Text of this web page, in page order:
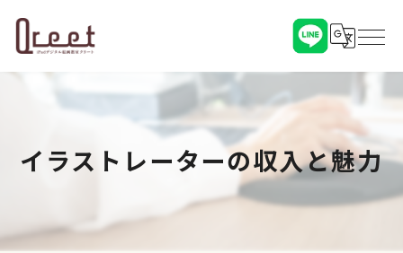
イラストレーターの収入と魅力